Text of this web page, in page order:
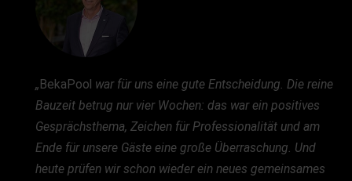
„BekaPool war für uns eine gute Entscheidung. Die reine
Bauzeit betrug nur vier Wochen: das war ein positives
Gesprächsthema, Zeichen für Professionalität und am
Ende für unsere Gäste eine große Überraschung. Und
heute prüfen wir schon wieder ein neues gemeinsames